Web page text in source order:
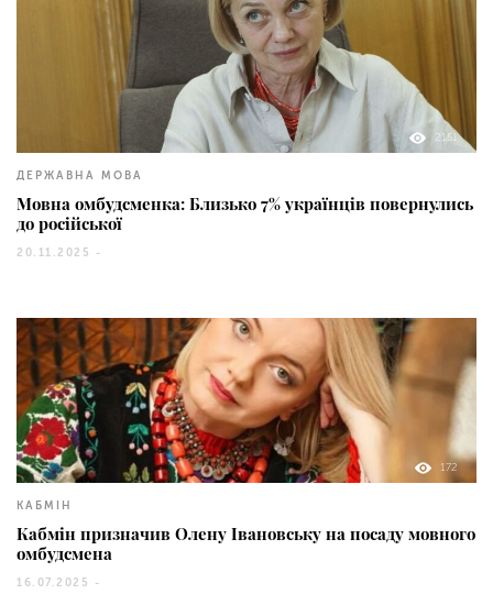
2151
ДЕРЖАВНА МОВА
Мовна омбудсменка: Близько 7% українців повернулись
до російської
20.11.2025 -
172
КАБМІН
Кабмін призначив Олену Івановську на посаду мовного
омбудсмена
16.07.2025 -